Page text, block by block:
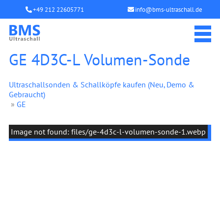
+49 212 22605771 info@bms-ultraschall.de
GE 4D3C-L Volumen-Sonde
Ultraschallsonden & Schallköpfe kaufen (Neu, Demo &
Gebraucht)
» GE
GE 4D3C-L 4D-Volumen-Ultraschallsonde
Image not found: files/ge-4d3c-l-volumen-sonde-1.webp